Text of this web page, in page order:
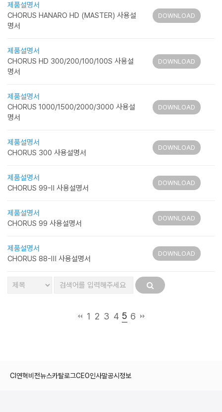
제품설명서
CHORUS HANARO HD (MASTER) 사용설
명서
DOWNLOAD
제품설명서
CHORUS HD 300/200/100/100S 사용설
명서
DOWNLOAD
제품설명서
CHORUS 1000/1500/2000/3000 사용설
명서
DOWNLOAD
제품설명서
CHORUS 300 사용설명서
DOWNLOAD
제품설명서
CHORUS 99-Ⅱ 사용설명서
DOWNLOAD
제품설명서
CHORUS 99 사용설명서
DOWNLOAD
제품설명서
CHORUS 88-Ⅲ 사용설명서
DOWNLOAD
1 2 3 4 5 6
CI 연혁비전뉴스카탈로그CEO인사말공시정보